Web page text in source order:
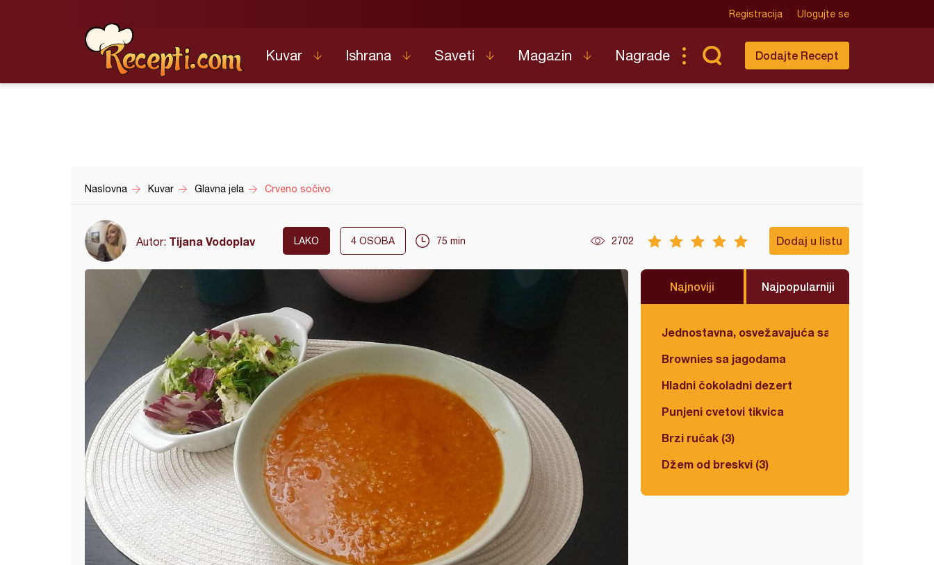
Registracija Ulogujte se
Kuvar Ishrana Saveti Magazin Nagrade Dodajte Recept
Naslovna Kuvar Glavna jela Crveno sočivo
Autor: Tijana Vodoplav LAKO 4 OSOBA 75 min 2702 Dodaj u listu
Najnoviji Najpopularniji
Jednostavna, osvežavajuća salata
Brownies sa jagodama
Hladni čokoladni dezert
Punjeni cvetovi tikvica
Brzi ručak (3)
Džem od breskvi (3)